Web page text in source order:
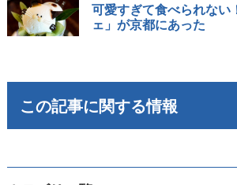
可愛すぎて食べられない
ェ」が京都にあった
この記事に関する情報